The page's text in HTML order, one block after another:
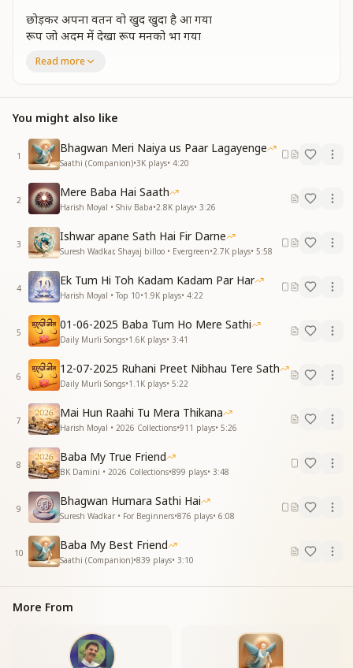
छोड़कर अपना वतन वो खुद खुदा है आ गया
रूप जो अदम में देखा रूप मनको भा गया
साथी बनके साथ देता
स्वर्ग की सौगात है
हो गया भगवन हमारा खुशियों की बरसात है
हो गया भगवन हमारा खुशियों की बरसात है
सचमुच यकीन होता नही भगवान यू मिल जायेगा
रहमतों की हम पे बारिश ऐसी वो बरसाएगा
है हकीकत सामने वो
है हकीकत सामने वो
ये नहीं कोई ख्वाब है
ये नहीं कोई ख्वाब है
हो गया भगवान हमारा खुशियों की बरसात है
हो गया भगवान हमारा खुशियों की बरसात है
अब तो हम उसके बिना पलभरभी रह सकते नहीं उसके बिना कैसे रहे ये
भी कह सकते नहीं
हर कदम पर साथ उसका
हर कदम पर साथ उसका
हाथो में हाथ है
हाथो में हाथ है
हो गया भगवान हमारा खुशियों की बरसात है
हो गया भगवान हमारा खुशियों की बरसात है
ढूंढते थे जिसको दर दर
ढूंढते थे जिसको दर दर
वो हमारे साथ है
वो हमारे साथ है
हो गया भगवन हमारा खुशियों की बरसात है
हो गया भगवन हमारा खुशियों की बरसात है
खुशियों की बरसात है
खुशियों की बरसात है
खुशियों की बरसात है"
Read more
You might also like
1
Bhagwan Meri Naiya us Paar Lagayenge
Saathi (Companion)•3K plays• 4:20
2
Mere Baba Hai Saath
Harish Moyal • Shiv Baba•2.8K plays• 3:26
3
Ishwar apane Sath Hai Fir Darne
Suresh Wadkar, Shayaj billoo • Evergreen•2.7K plays• 5:58
4
Ek Tum Hi Toh Kadam Kadam Par Har
Harish Moyal • Top 10•1.9K plays• 4:22
5
01-06-2025 Baba Tum Ho Mere Sathi
Daily Murli Songs•1.6K plays• 3:41
6
12-07-2025 Ruhani Preet Nibhau Tere Sath
Daily Murli Songs•1.1K plays• 5:22
7
Mai Hun Raahi Tu Mera Thikana
Harish Moyal • 2026 Collections•911 plays• 5:26
8
Baba My True Friend
BK Damini • 2026 Collections•899 plays• 3:48
9
Bhagwan Humara Sathi Hai
Suresh Wadkar • For Beginners•876 plays• 6:08
10
Baba My Best Friend
Saathi (Companion)•839 plays• 3:10
More From